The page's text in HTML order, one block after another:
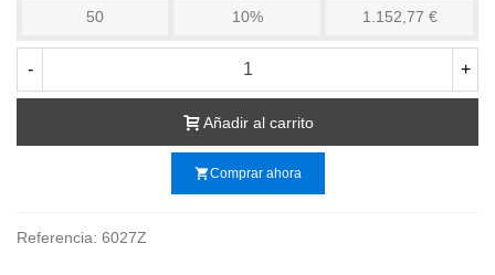
50 10% 1.152,77 €
- +
Añadir al carrito
shopping_cartComprar ahora
Referencia: 6027Z